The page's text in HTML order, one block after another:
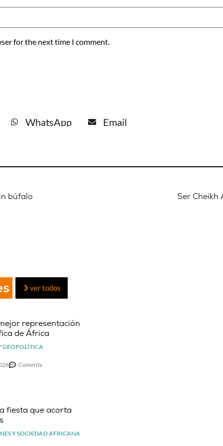
for the next time I comment.
WhatsApp Email
búfalo Ser Cheikh
ver todos
representación
de África
GEOPOLÍTICA
Comenta
fiesta que acorta
Y SOCIEDAD AFRICANA